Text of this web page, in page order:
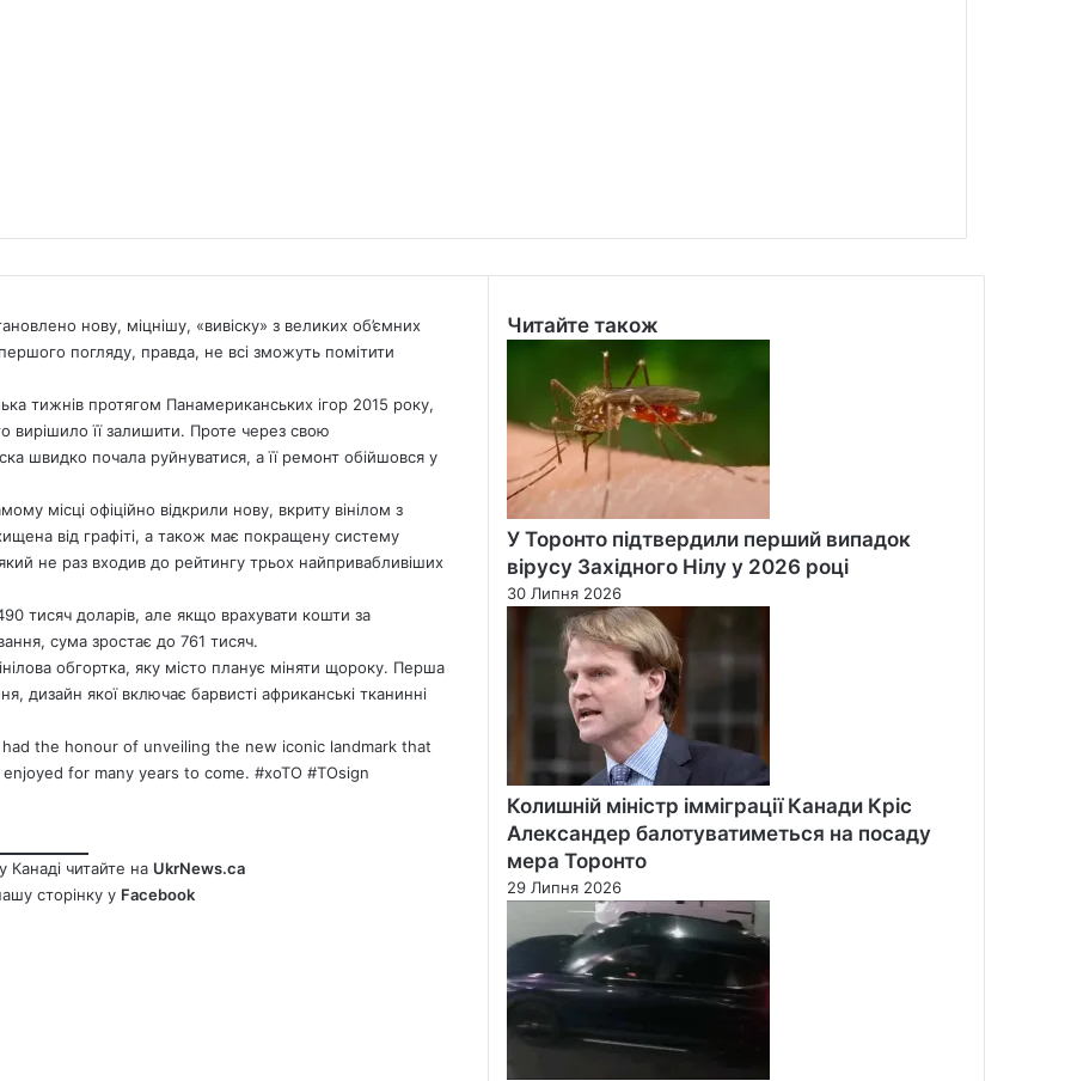
нову, міцнішу, «вивіску» з великих об’ємних
погляду, правда, не всі зможуть помітити
тижнів протягом Панамериканських ігор 2015 року,
вирішило її залишити. Проте через свою
швидко почала руйнуватися, а її ремонт обійшовся у
місці офіційно відкрили нову, вкриту вінілом з
від графіті, а також має покращену систему
не раз входив до рейтингу трьох найпривабливіших
тисяч доларів, але якщо врахувати кошти за
сума зростає до 761 тисяч.
обгортка, яку місто планує міняти щороку. Перша
якої включає барвисті африканські тканинні
the honour of unveiling the new iconic landmark that
for many years to come. #xoTO #TOsign
Канаді читайте на UkrNews.ca
сторінку у Facebook
Читайте також
У Торонто підтвердили перший випадок
вірусу Західного Нілу у 2026 році
30 Липня 2026
Колишній міністр імміграції Канади Кріс
Александер балотуватиметься на посаду
мера Торонто
29 Липня 2026